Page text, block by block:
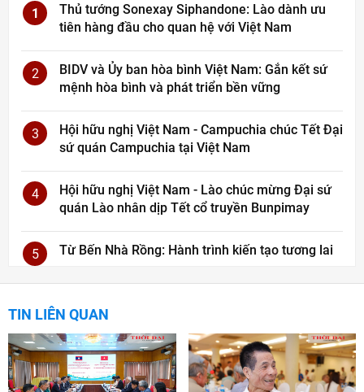
1
Thủ tướng Sonexay Siphandone: Lào dành ưu
tiên hàng đầu cho quan hệ với Việt Nam
2
BIDV và Ủy ban hòa bình Việt Nam: Gắn kết sứ
mệnh hòa bình và phát triển bền vững
3
Hội hữu nghị Việt Nam - Campuchia chúc Tết Đại
sứ quán Campuchia tại Việt Nam
4
Hội hữu nghị Việt Nam - Lào chúc mừng Đại sứ
quán Lào nhân dịp Tết cổ truyền Bunpimay
5 Từ Bến Nhà Rồng: Hành trình kiến tạo tương lai
TIN LIÊN QUAN